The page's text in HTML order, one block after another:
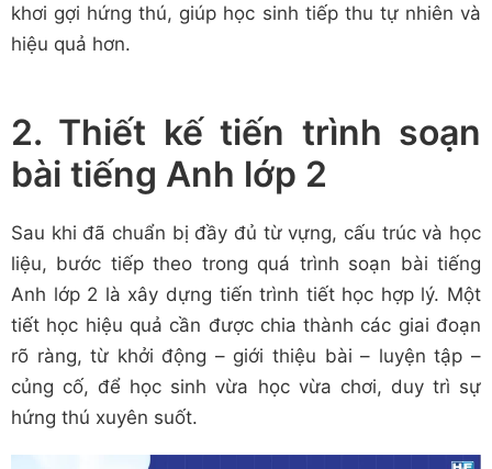
khơi gợi hứng thú, giúp học sinh tiếp thu tự nhiên và
hiệu quả hơn.
2. Thiết kế tiến trình soạn
bài tiếng Anh lớp 2
Sau khi đã chuẩn bị đầy đủ từ vựng, cấu trúc và học
liệu, bước tiếp theo trong quá trình soạn bài tiếng
Anh lớp 2 là xây dựng tiến trình tiết học hợp lý. Một
tiết học hiệu quả cần được chia thành các giai đoạn
rõ ràng, từ khởi động – giới thiệu bài – luyện tập –
củng cố, để học sinh vừa học vừa chơi, duy trì sự
hứng thú xuyên suốt.